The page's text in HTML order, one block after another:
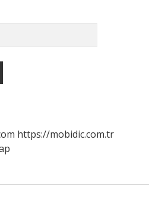
https://mobidic.com.tr